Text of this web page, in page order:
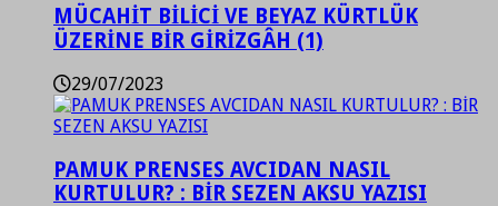
MÜCAHİT BİLİCİ VE BEYAZ KÜRTLÜK
ÜZERİNE BİR GİRİZGÂH (1)
29/07/2023
PAMUK PRENSES AVCIDAN NASIL
KURTULUR? : BİR SEZEN AKSU YAZISI